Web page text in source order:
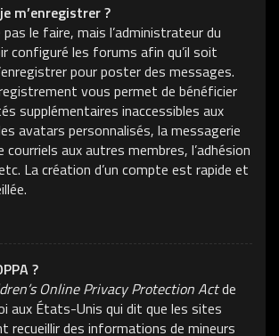
m’enregistrer ?
le faire, mais l’administrateur du
configuré les forums afin qu’il soit
pour poster des messages.
vous permet de bénéficier
supplémentaires inaccessibles aux
avatars personnalisés, la messagerie
courriels aux autres membres, l’adhésion
La création d’un compte est rapide et
?
Online Privacy Protection Actde
aux États-Unis qui dit que les sites
recueillir des informations de mineurs